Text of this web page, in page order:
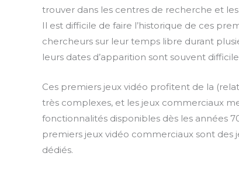
trouver dans les centres de recherche et les
Il est difficile de faire l’historique de ces
chercheurs sur leur temps libre durant
leurs dates d’apparition sont souvent
Ces premiers jeux vidéo profitent de la
très complexes, et les jeux commerciaux
fonctionnalités disponibles dès les années
premiers jeux vidéo commerciaux sont des
dédiés.